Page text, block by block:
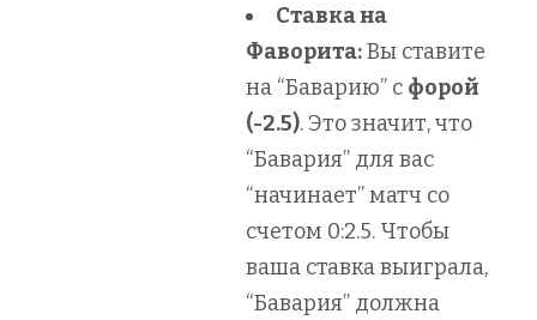
Ставка на
Фаворита:Вы ставите
на “Баварию” с форой
(-2.5). Это значит, что
“Бавария” для вас
“начинает” матч со
счетом 0:2.5. Чтобы
ваша ставка выиграла,
“Бавария” должна